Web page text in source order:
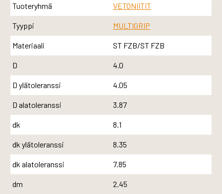
Tuoteryhmä VETONIITIT
Tyyppi MULTIGRIP
Materiaali ST FZB/ST FZB
D 4.0
D ylätoleranssi 4.05
D alatoleranssi 3.87
dk 8.1
dk ylätoleranssi 8.35
dk alatoleranssi 7.85
dm 2.45